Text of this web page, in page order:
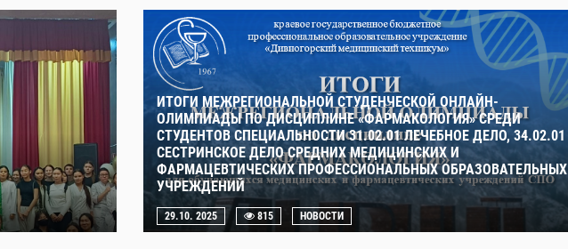
ИТОГИ МЕЖРЕГИОНАЛЬНОЙ СТУДЕНЧЕСКОЙ ОНЛАЙН-
ОЛИМПИАДЫ ПО ДИСЦИПЛИНЕ «ФАРМАКОЛОГИЯ» СРЕДИ
СТУДЕНТОВ СПЕЦИАЛЬНОСТИ 31.02.01 ЛЕЧЕБНОЕ ДЕЛО, 34.02.01
СЕСТРИНСКОЕ ДЕЛО СРЕДНИХ МЕДИЦИНСКИХ И
ФАРМАЦЕВТИЧЕСКИХ ПРОФЕССИОНАЛЬНЫХ ОБРАЗОВАТЕЛЬНЫХ
УЧРЕЖДЕНИЙ
29.10. 2025 815 НОВОСТИ